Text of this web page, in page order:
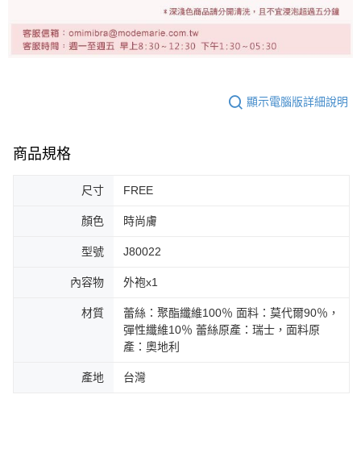
顯示電腦版詳細說明
商品規格
尺寸 FREE
顏色 時尚膚
型號 J80022
內容物 外袍x1
材質
蕾絲：聚酯纖維100％ 面料：莫代爾90％，
彈性纖維10％ 蕾絲原產：瑞士，面料原
產：奧地利
產地 台灣